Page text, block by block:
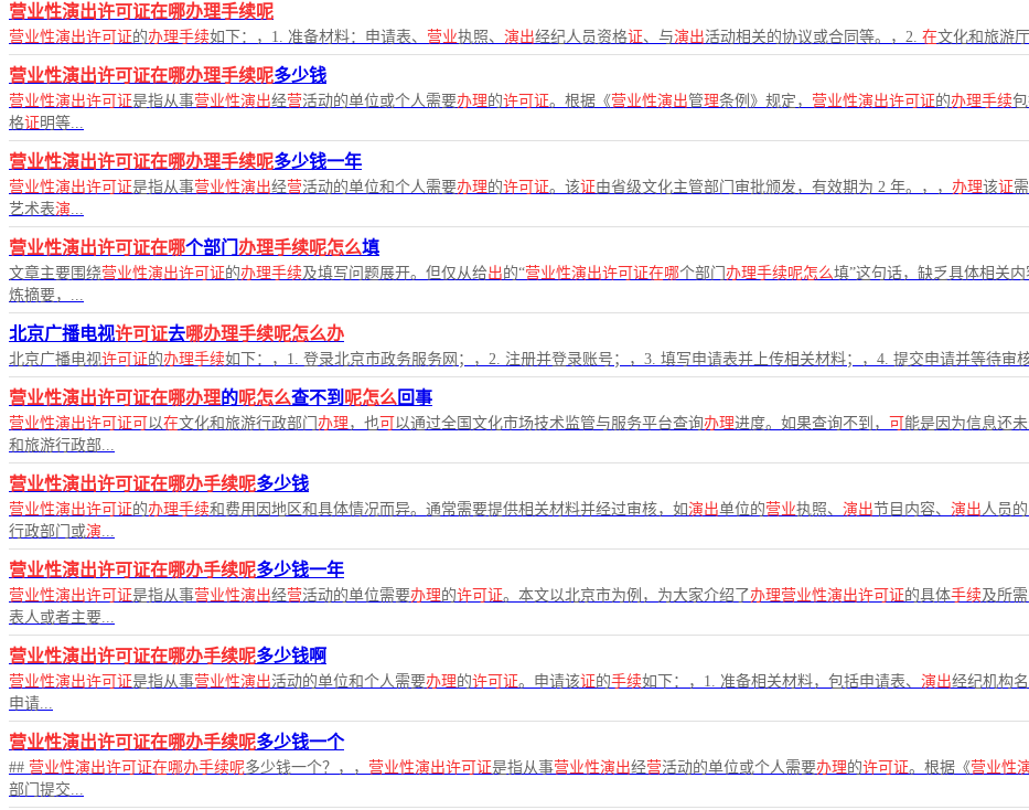
营业性演出许可证在哪办理手续呢
营业性演出许可证的办理手续如下：，1. 准备材料：申请表、 营业执照、 演出经纪人员资格证、与演出活动相关的协议或合同等。，2. 在文化和旅游
营业性演出许可证在哪办理手续呢多少钱
营业性演出许可证是指从事营业性演出经营活动的单位或个人需要办理的许可证。根据《营业性演出管理条例》规定， 营业性演出许可证的办理手续
格证 明等...
营业性演出许可证在哪办理手续呢多少钱一年
营业性演出许可证是指从事营业性演出经营活动的单位和个人需要办理的许可证。该证由省级文化主管部门审批颁发，有效期为 2 年。，， 办理该证
艺术表演
营业性演出许可证在哪个部门 办理手续呢怎么填
文章主要围绕营业性演出许可证的办理手续及填写问题展开。但仅从给出的“营业性演出许可证在哪个部门 办理手续呢怎么填”这句话，缺乏具体相关
炼摘要，...
北京广播电视许可证去哪办理手续呢怎么办
北京广播电视许可证的办理手续如下：，1. 登录北京市政务服务网；，2. 注册并登录账号；，3. 填写申请表并上传相关材料；，4. 提交申请并等待审
营业性演出许可证在哪办理的呢怎么查不到 呢怎么 回事
营业性演出许可证可 以在文化和旅游行政部门 办理 ，也可 以通过全国文化市场技术监管与服务平台查询办理进度。如果查询不到， 可 能是因为信息还
和旅游行政部...
营业性演出许可证在哪办手续呢多少钱
营业性演出许可证的办理手续和费用因地区和具体情况而异。通常需要提供相关材料并经过审核，如演出单位的营业执照、 演出节目内容、 演出 人员
行政部门或演
营业性演出许可证在哪办手续呢多少钱一年
营业性演出许可证是指从事营业性演出经营活动的单位需要办理的许可证。本文以北京市为例，为大家介绍了办理营业性演出许可证的具体手续及所
表人或者主要...
营业性演出许可证在哪办手续呢多少钱啊
营业性演出许可证是指从事营业性演出活动的单位和个人需要办理的许可证。申请该证的手续如下：，1. 准备相关材料，包括申请表、 演出经纪机构
申请...
营业性演出许可证在哪办手续呢多少钱一个
## 营业性演出许可证在哪办手续呢多少钱一个？，， 营业性演出许可证是指从事营业性演出经营活动的单位或个人需要办理的许可证。根据《营业性
部门提交...